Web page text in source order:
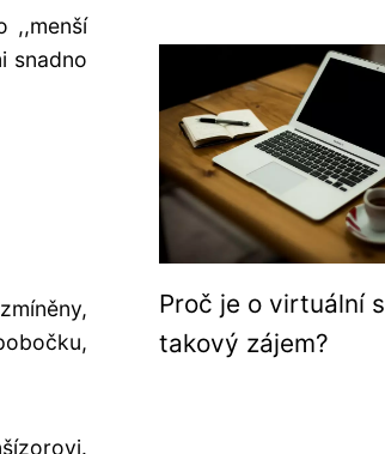
,,menší
snadno
Proč je o virtuální
takový zájem?